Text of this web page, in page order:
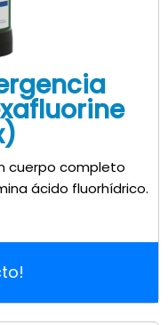
cuerpo completo
ácido fluorhídrico.